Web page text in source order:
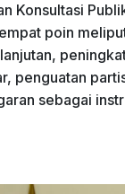
Konsultasi
poin
penguatan
sebagai